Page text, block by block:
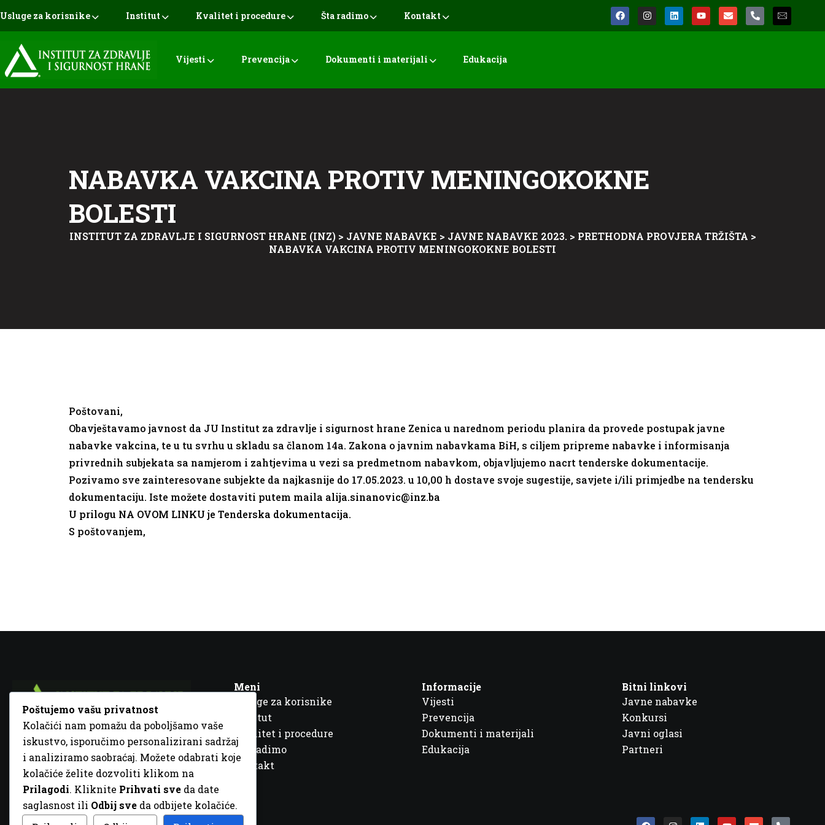
Usluge za korisnike Institut Kvalitet i procedure Šta radimo Kontakt
Vijesti Prevencija Dokumenti i materijali Edukacija
NABAVKA VAKCINA PROTIV MENINGOKOKNE
BOLESTI
INSTITUT ZA ZDRAVLJE I SIGURNOST HRANE (INZ) > JAVNE NABAVKE > JAVNE NABAVKE 2023.> PRETHODNA PROVJERA TRŽIŠTA >
NABAVKA VAKCINA PROTIV MENINGOKOKNE BOLESTI
Poštovani,
Obavještavamo javnost da JU Institut za zdravlje i sigurnost hrane Zenica u narednom periodu planira da provede postupak javne
nabavke vakcina, te u tu svrhu u skladu sa članom 14a. Zakona o javnim nabavkama BiH, s ciljem pripreme nabavke i informisanja
privrednih subjekata sa namjerom i zahtjevima u vezi sa predmetnom nabavkom, objavljujemo nacrt tenderske dokumentacije.
Pozivamo sve zainteresovane subjekte da najkasnije do 17.05.2023. u 10,00 h dostave svoje sugestije, savjete i/ili primjedbe na tendersku
dokumentaciju. Iste možete dostaviti putem maila alija.sinanovic@inz.ba
U prilogu NA OVOM LINKU je Tenderska dokumentacija.
S poštovanjem,
Fra Ivana Jukića br. 2, 72000 Zenica, BiH
+387 32 448 001
info@inz.ba
http://www.inz.ba
Meni
Usluge za korisnike
Institut
Kvalitet i procedure
Šta radimo
Kontakt
Informacije
Vijesti
Prevencija
Dokumenti i materijali
Edukacija
Bitni linkovi
Javne nabavke
Konkursi
Javni oglasi
Partneri
Poštujemo vašu privatnost
Kolačići nam pomažu da poboljšamo vaše
iskustvo, isporučimo personalizirani sadržaj
i analiziramo saobraćaj. Možete odabrati koje
kolačiće želite dozvoliti klikom na
Prilagodi. Kliknite Prihvati sve da date
saglasnost ili Odbij sve da odbijete kolačiće.